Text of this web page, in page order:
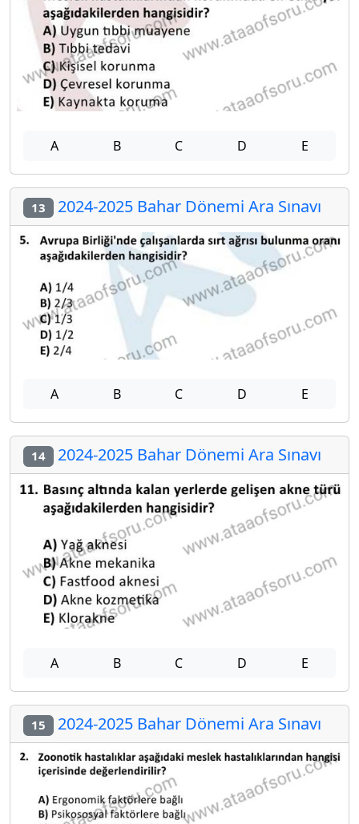
A B C D E
13 2024-2025 Bahar Dönemi Ara Sınavı
A B C D E
14 2024-2025 Bahar Dönemi Ara Sınavı
A B C D E
15 2024-2025 Bahar Dönemi Ara Sınavı